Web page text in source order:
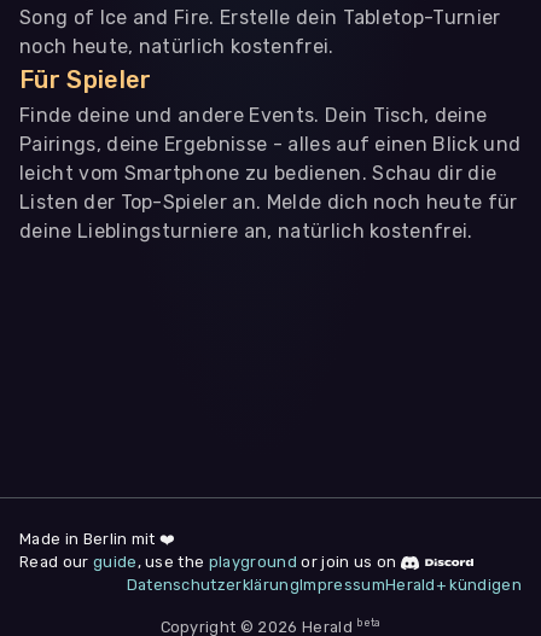
Song of Ice and Fire. Erstelle dein Tabletop-Turnier
noch heute, natürlich kostenfrei.
Für Spieler
Finde deine und andere Events. Dein Tisch, deine
Pairings, deine Ergebnisse - alles auf einen Blick und
leicht vom Smartphone zu bedienen. Schau dir die
Listen der Top-Spieler an. Melde dich noch heute für
deine Lieblingsturniere an, natürlich kostenfrei.
deine Zustimmung jederzeit unter "
am Seitenende widerrufen.
Nur notwendige
Made in Berlin mit ❤️
Read our guide , use the playground or join us on
DatenschutzerklärungImpressumHerald+ kündigen
Copyright © 2026 Herald beta